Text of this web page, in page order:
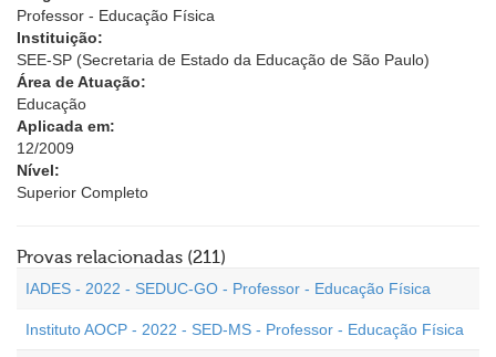
Professor - Educação Física
Instituição:
SEE-SP (Secretaria de Estado da Educação de São Paulo)
Área de Atuação:
Educação
Aplicada em:
12/2009
Nível:
Superior Completo
Provas relacionadas (211)
IADES - 2022 - SEDUC-GO - Professor - Educação Física
Instituto AOCP - 2022 - SED-MS - Professor - Educação Física